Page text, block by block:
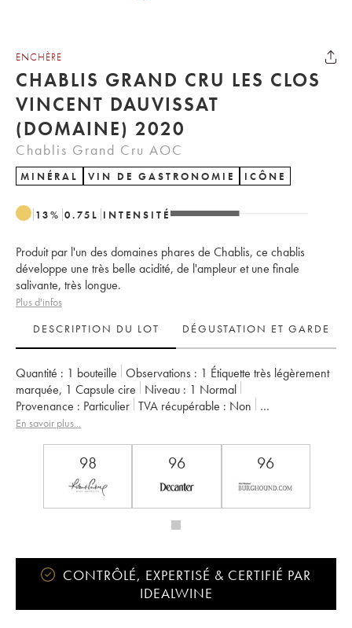
ENCHÈRE
CHABLIS GRAND CRU LES CLOS
VINCENT DAUVISSAT
(DOMAINE) 2020
Chablis Grand Cru AOC
MINÉRAL VIN DE GASTRONOMIE ICÔNE
13% 0.75 L INTENSITÉ
Produit par l'un des domaines phares de Chablis, ce chablis
développe une très belle acidité, de l'ampleur et une finale
salivante, très longue.
Plus d'infos
DESCRIPTION DU LOT
DÉGUSTATION ET GARDE
Quantité : 1 bouteille Observations : 1 Étiquette très légèrement
marquée, 1 Capsule cire Niveau : 1 Normal
Provenance : particulier TVA récupérable :
non
Région :
Bourgogne
Vincent Dauvissat (Domaine)
En savoir plus...
98 96 96
CONTRÔLÉ, EXPERTISÉ & CERTIFIÉ PAR
IDEALWINE